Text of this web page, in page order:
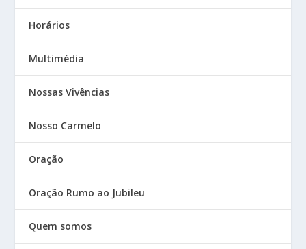
Horários
Multimédia
Nossas Vivências
Nosso Carmelo
Oração
Oração Rumo ao Jubileu
Quem somos